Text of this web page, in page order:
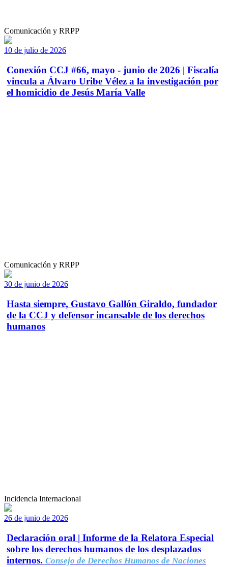
Comunicación y RRPP
10 de julio de 2026
Conexión CCJ #66, mayo - junio de 2026 | Fiscalía
vincula a Álvaro Uribe Vélez a la investigación por
el homicidio de Jesús María Valle
Comunicación y RRPP
30 de junio de 2026
Hasta siempre, Gustavo Gallón Giraldo, fundador
de la CCJ y defensor incansable de los derechos
humanos
Incidencia Internacional
26 de junio de 2026
Declaración oral | Informe de la Relatora Especial
sobre los derechos humanos de los desplazados
internos. Consejo de Derechos Humanos de Naciones